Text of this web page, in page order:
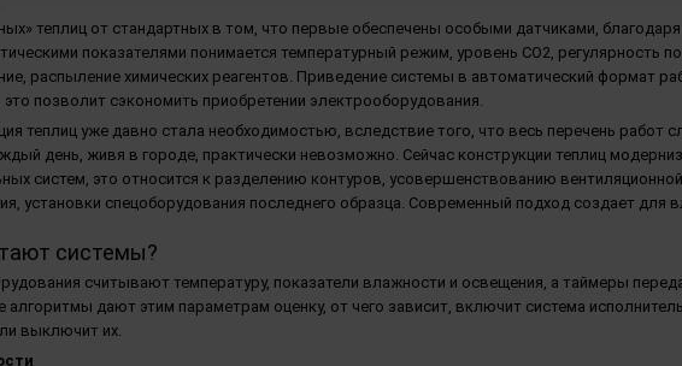
теплиц от стандартных в том, что первые обеспечены особыми датчиками,
показателями понимается температурный режим, уровень CO2, регулярность
распыление химических реагентов. Приведение системы в автоматический формат
позволит сэкономить приобретении электрооборудования.
теплиц уже давно стала необходимостью, вследствие того, что весь перечень работ
день, живя в городе, практически невозможно. Сейчас конструкции теплиц
систем, это относится к разделению контуров, усовершенствованию
установки спецоборудования последнего образца. Современный подход создает для
системы?
считывают температуру, показатели влажности и освещения, а таймеры
алгоритмы дают этим параметрам оценку, от чего зависит, включит система
выключит их.